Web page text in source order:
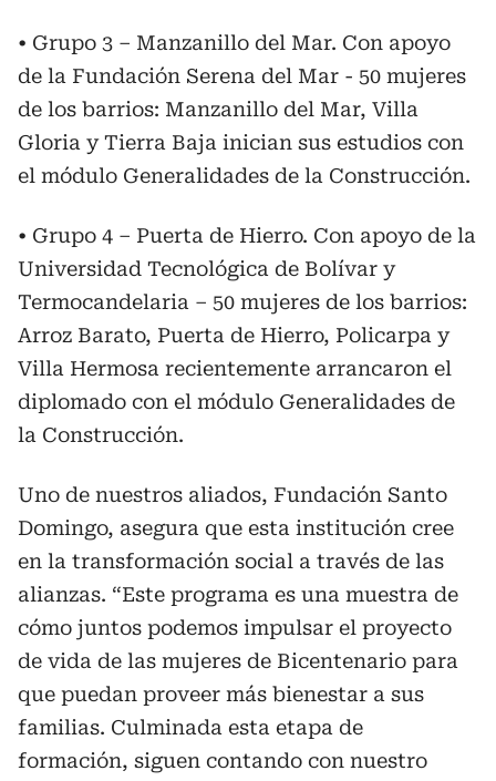
• Grupo 3 – Manzanillo del Mar. Con apoyo
de la Fundación Serena del Mar - 50 mujeres
de los barrios: Manzanillo del Mar, Villa
Gloria y Tierra Baja inician sus estudios con
el módulo Generalidades de la Construcción.
• Grupo 4 – Puerta de Hierro. Con apoyo de la
Universidad Tecnológica de Bolívar y
Termocandelaria – 50 mujeres de los barrios:
Arroz Barato, Puerta de Hierro, Policarpa y
Villa Hermosa recientemente arrancaron el
diplomado con el módulo Generalidades de
la Construcción.
Uno de nuestros aliados, Fundación Santo
Domingo, asegura que esta institución cree
en la transformación social a través de las
alianzas. “Este programa es una muestra de
cómo juntos podemos impulsar el proyecto
de vida de las mujeres de Bicentenario para
que puedan proveer más bienestar a sus
familias. Culminada esta etapa de
formación, siguen contando con nuestro